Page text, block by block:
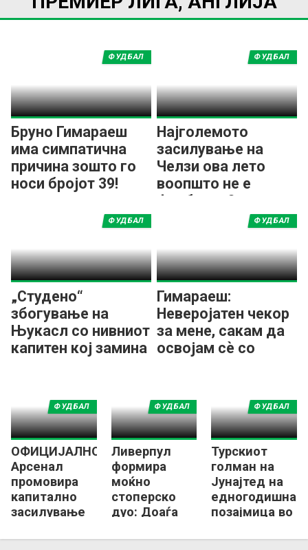
Бруно Гимараеш
има симпатична
причина зошто го
носи бројот 39!
ФУДБАЛ
Најголемото
засилување на
Челзи ова лето
воопшто не е
фудбалер?
ФУДБАЛ
„Студено“
збогување на
Њукасл со нивниот
капитен кој замина
ФУДБАЛ
Гимараеш:
Неверојатен чекор
за мене, сакам да
освојам сѐ со
ФУДБАЛ
ОФИЦИЈАЛНО:
Арсенал
промовира
капитално
засилување
ФУДБАЛ
Ливерпул
формира
моќно
стоперско
дуо: Доаѓа
од
ФУДБАЛ
Турскиот
голман на
Јунајтед на
едногодишна
позајмица во
ФУДБАЛ